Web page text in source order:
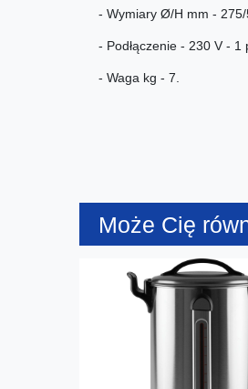
- Wymiary Ø/H mm - 275/
- Podłączenie - 230 V - 1
- Waga kg - 7.
Może Cię